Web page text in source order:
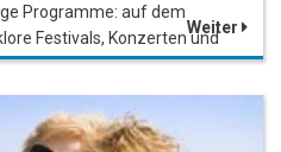
Programme: auf dem
Festivals, Konzerten und
Weiter